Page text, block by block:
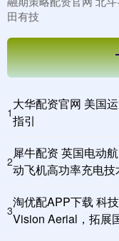
田有技
1
大华配资官网 美国
指引
2
犀牛配资 英国电动
动飞机高功率充电技
3
淘优配APP下载 科
Vision Aerial，拓展